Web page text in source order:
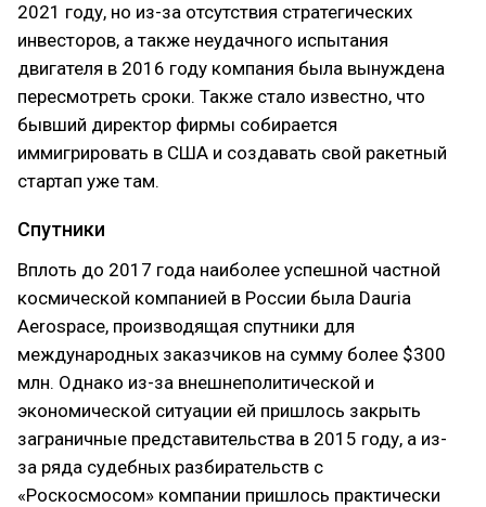
2021 году, но из-за отсутствия стратегических
инвесторов, а также неудачного испытания
двигателя в 2016 году компания была вынуждена
пересмотреть сроки. Также стало известно, что
бывший директор фирмы собирается
иммигрировать в США и создавать свой ракетный
стартап уже там.
Спутники
Вплоть до 2017 года наиболее успешной частной
космической компанией в России была Dauria
Aerospace, производящая спутники для
международных заказчиков на сумму более $300
млн. Однако из-за внешнеполитической и
экономической ситуации ей пришлось закрыть
заграничные представительства в 2015 году, а из-
за ряда судебных разбирательств с
«Роскосмосом» компании пришлось практически